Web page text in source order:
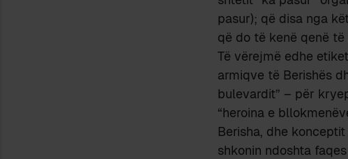
pasur); që disa nga
që do të kenë qenë të
Të vërejmë edhe
armiqve të Berishës
bulevardit” – për
“heroina e
Berisha, dhe
shkonin ndoshta